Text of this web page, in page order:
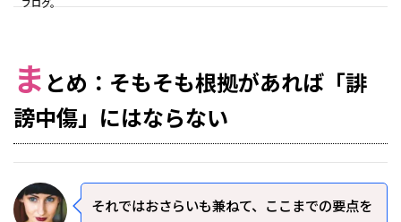
ブログ。
ま とめ：そもそも根拠があれば「誹
謗中傷」にはならない
それではおさらいも兼ねて、ここまでの要点を